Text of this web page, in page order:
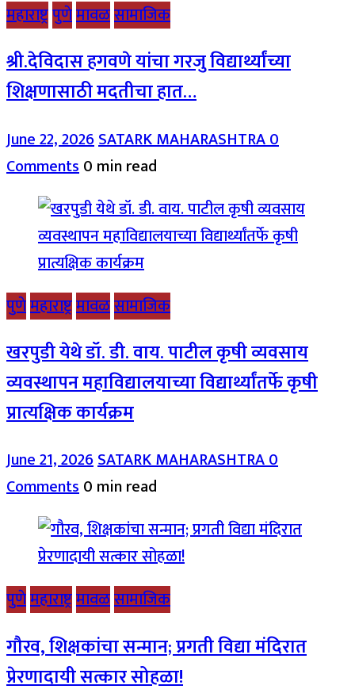
महाराष्ट्रपुणेमावळसामाजिक
श्री.देविदास हगवणे यांचा गरजु विद्यार्थ्यांच्या
शिक्षणासाठी मदतीचा हात…
June 22, 2026SATARK MAHARASHTRA0
Comments0 min read
पुणेमहाराष्ट्रमावळसामाजिक
खरपुडी येथे डॉ. डी. वाय. पाटील कृषी व्यवसाय
व्यवस्थापन महाविद्यालयाच्या विद्यार्थ्यांतर्फे कृषी
प्रात्यक्षिक कार्यक्रम
June 21, 2026SATARK MAHARASHTRA0
Comments0 min read
पुणेमहाराष्ट्रमावळसामाजिक
गौरव, शिक्षकांचा सन्मान; प्रगती विद्या मंदिरात
प्रेरणादायी सत्कार सोहळा!